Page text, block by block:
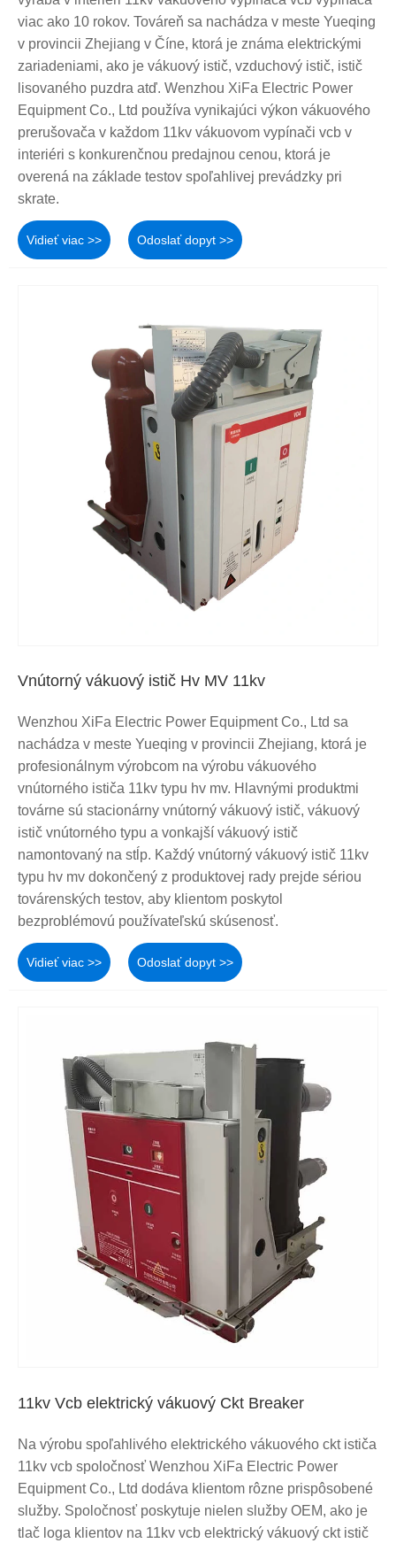
viac ako 10 rokov. Továreň sa nachádza v meste Yueqing
v provincii Zhejiang v Číne, ktorá je známa elektrickými
zariadeniami, ako je vákuový istič, vzduchový istič, istič
lisovaného puzdra atď. Wenzhou XiFa Electric Power
Equipment Co., Ltd používa vynikajúci výkon vákuového
prerušovača v každom 11kv vákuovom vypínači vcb v
interiéri s konkurenčnou predajnou cenou, ktorá je
overená na základe testov spoľahlivej prevádzky pri
skrate.
Vidieť viac >> Odoslať dopyt >>
Vnútorný vákuový istič Hv MV 11kv
Wenzhou XiFa Electric Power Equipment Co., Ltd sa
nachádza v meste Yueqing v provincii Zhejiang, ktorá je
profesionálnym výrobcom na výrobu vákuového
vnútorného ističa 11kv typu hv mv. Hlavnými produktmi
továrne sú stacionárny vnútorný vákuový istič, vákuový
istič vnútorného typu a vonkajší vákuový istič
namontovaný na stĺp. Každý vnútorný vákuový istič 11kv
typu hv mv dokončený z produktovej rady prejde sériou
továrenských testov, aby klientom poskytol
bezproblémovú používateľskú skúsenosť.
Vidieť viac >> Odoslať dopyt >>
11kv Vcb elektrický vákuový Ckt Breaker
Na výrobu spoľahlivého elektrického vákuového ckt ističa
11kv vcb spoločnosť Wenzhou XiFa Electric Power
Equipment Co., Ltd dodáva klientom rôzne prispôsobené
služby. Spoločnosť poskytuje nielen služby OEM, ako je
tlač loga klientov na 11kv vcb elektrický vákuový ckt istič